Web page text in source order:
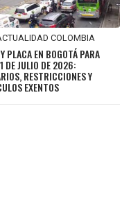
COLOMBIA
PLACA EN BOGOTÁ PARA
DE JULIO DE 2026:
RESTRICCIONES Y
EXENTOS